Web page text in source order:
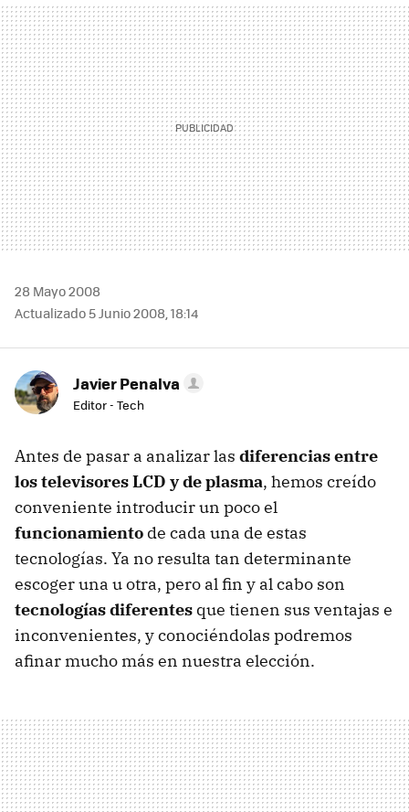
MAIL
28 Mayo 2008
Actualizado 5 Junio 2008, 18:14
Javier Penalva
Editor - Tech
Antes de pasar a analizar las diferencias entre
los televisores LCD y de plasma, hemos creído
conveniente introducir un poco el
funcionamiento de cada una de estas
tecnologías. Ya no resulta tan determinante
escoger una u otra, pero al fin y al cabo son
tecnologías diferentes que tienen sus ventajas e
inconvenientes, y conociéndolas podremos
afinar mucho más en nuestra elección.